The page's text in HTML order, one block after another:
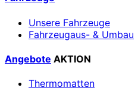
Unsere Fahrzeuge
Fahrzeugaus- & Umbau
Angebote AKTION
Thermomatten